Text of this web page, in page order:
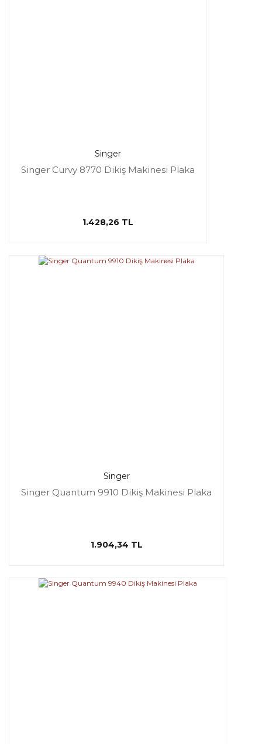
Singer
Singer Curvy 8770 Dikiş Makinesi Plaka
1.428,26 TL
Singer
Singer Quantum 9910 Dikiş Makinesi Plaka
1.904,34 TL